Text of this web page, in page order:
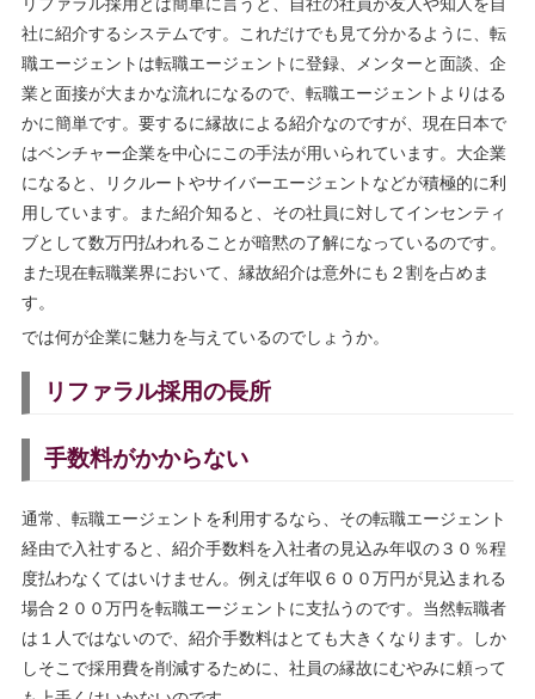
リファラル採用とは簡単に言うと、自社の社員が友人や知人を自
社に紹介するシステムです。これだけでも見て分かるように、転
職エージェントは転職エージェントに登録、メンターと面談、企
業と面接が大まかな流れになるので、転職エージェントよりはる
かに簡単です。要するに縁故による紹介なのですが、現在日本で
はベンチャー企業を中心にこの手法が用いられています。大企業
になると、リクルートやサイバーエージェントなどが積極的に利
用しています。また紹介知ると、その社員に対してインセンティ
ブとして数万円払われることが暗黙の了解になっているのです。
また現在転職業界において、縁故紹介は意外にも２割を占めま
す。
では何が企業に魅力を与えているのでしょうか。
リファラル採用の長所
手数料がかからない
通常、転職エージェントを利用するなら、その転職エージェント
経由で入社すると、紹介手数料を入社者の見込み年収の３０％程
度払わなくてはいけません。例えば年収６００万円が見込まれる
場合２００万円を転職エージェントに支払うのです。当然転職者
は１人ではないので、紹介手数料はとても大きくなります。しか
しそこで採用費を削減するために、社員の縁故にむやみに頼って